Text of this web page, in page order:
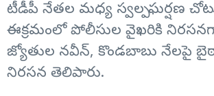
టీడీపీ నేతల మధ్య స్వల్ప ఘర్షణ
ఈక్రమంలో పోలీసుల వైఖరికి
జ్యోతుల నవీన్‌, కొండబాబు నేలపై
నిరసన తెలిపారు.